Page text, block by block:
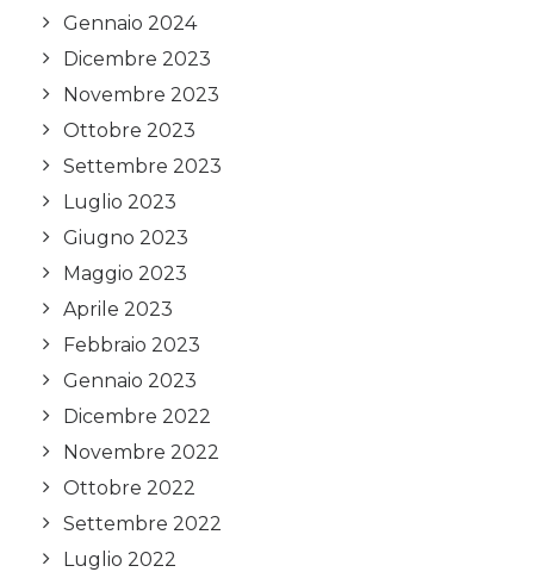
Gennaio 2024
Dicembre 2023
Novembre 2023
Ottobre 2023
Settembre 2023
Luglio 2023
Giugno 2023
Maggio 2023
Aprile 2023
Febbraio 2023
Gennaio 2023
Dicembre 2022
Novembre 2022
Ottobre 2022
Settembre 2022
Luglio 2022